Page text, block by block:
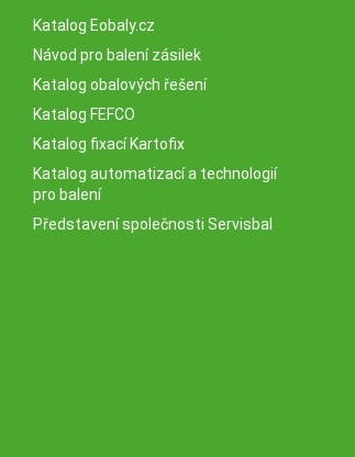
Katalog Eobaly.cz
Návod pro balení zásilek
Katalog obalových řešení
Katalog FEFCO
Katalog fixací Kartofix
Katalog automatizací a technologií
pro balení
Představení společnosti Servisbal